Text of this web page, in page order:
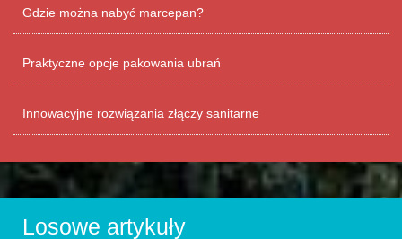
Gdzie można nabyć marcepan?
Praktyczne opcje pakowania ubrań
Innowacyjne rozwiązania złączy sanitarne
Losowe artykuły